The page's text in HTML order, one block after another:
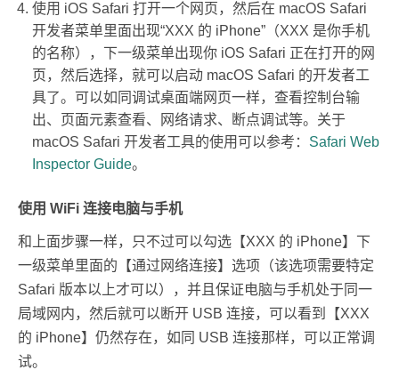
使用 iOS Safari 打开一个网页，然后在 macOS Safari
开发者菜单里面出现“XXX 的 iPhone”（XXX 是你手机
的名称），下一级菜单出现你 iOS Safari 正在打开的网
页，然后选择，就可以启动 macOS Safari 的开发者工
具了。可以如同调试桌面端网页一样，查看控制台输
出、页面元素查看、网络请求、断点调试等。关于
macOS Safari 开发者工具的使用可以参考： Safari Web
Inspector Guide。
使用 WiFi 连接电脑与手机
和上面步骤一样，只不过可以勾选【XXX 的 iPhone】下
一级菜单里面的【通过网络连接】选项（该选项需要特定
Safari 版本以上才可以），并且保证电脑与手机处于同一
局域网内，然后就可以断开 USB 连接，可以看到【XXX
的 iPhone】仍然存在，如同 USB 连接那样，可以正常调
试。